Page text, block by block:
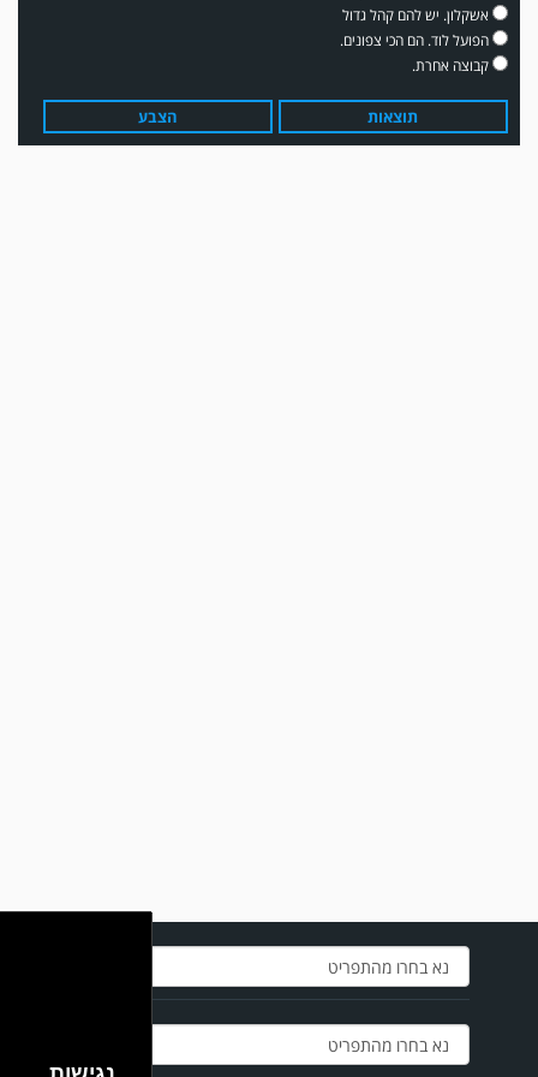
אשקלון. יש להם קהל גדול
הפועל לוד. הם הכי צפונים.
קבוצה אחרת.
תוצאות הצבע